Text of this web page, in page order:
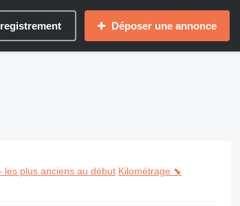
Déposer une annonce
les plus anciens au début Kilométrage ⬊